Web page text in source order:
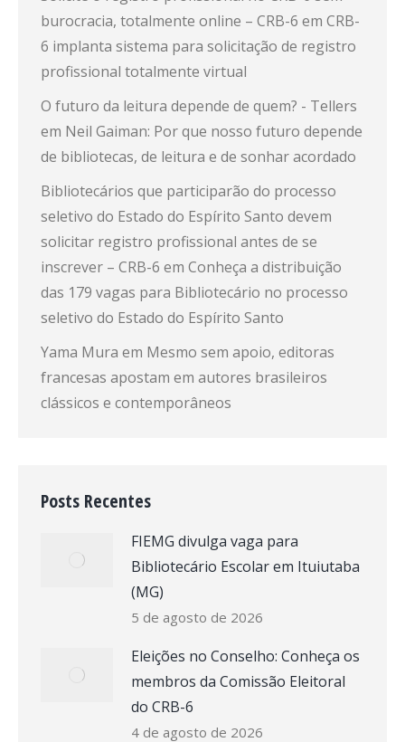
burocracia, totalmente online – CRB-6 em CRB-
6 implanta sistema para solicitação de registro
profissional totalmente virtual
O futuro da leitura depende de quem? - Tellers
em Neil Gaiman: Por que nosso futuro depende
de bibliotecas, de leitura e de sonhar acordado
Bibliotecários que participarão do processo
seletivo do Estado do Espírito Santo devem
solicitar registro profissional antes de se
inscrever – CRB-6 em Conheça a distribuição
das 179 vagas para Bibliotecário no processo
seletivo do Estado do Espírito Santo
Yama Mura em Mesmo sem apoio, editoras
francesas apostam em autores brasileiros
clássicos e contemporâneos
Posts Recentes
FIEMG divulga vaga para
Bibliotecário Escolar em Ituiutaba
(MG)
5 de agosto de 2026
Eleições no Conselho: Conheça os
membros da Comissão Eleitoral
do CRB-6
4 de agosto de 2026